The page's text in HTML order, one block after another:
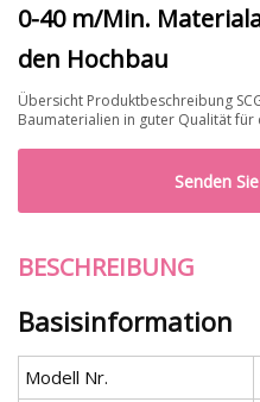
0-40 m/Min.
den Hochbau
Übersicht Produktbeschreibung
Baumaterialien in guter Qualität
Senden
BESCHREIBUNG
Basisinformation
Modell Nr.